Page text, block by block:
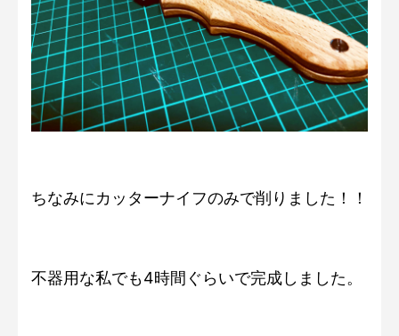
ちなみにカッターナイフのみで削りました！！
不器用な私でも4時間ぐらいで完成しました。